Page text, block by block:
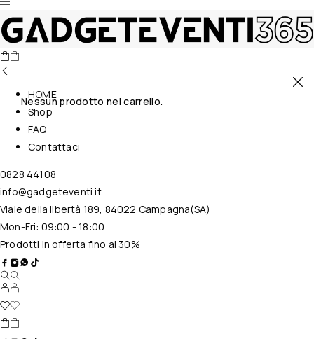
Nessun prodotto nel carrello.
HOME
Shop
FAQ
Contattaci
0828 44108
info@gadgeteventi.it
Viale della libertà 189, 84022 Campagna(SA)
Mon-Fri: 09:00 - 18:00
Prodotti in offerta fino al 30%